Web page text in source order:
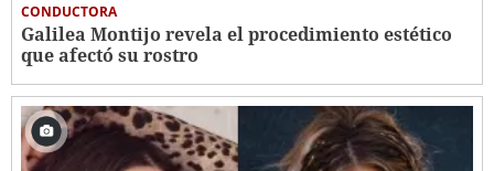
CONDUCTORA
Galilea Montijo revela el procedimiento estético
que afectó su rostro